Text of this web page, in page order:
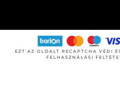
EZT AZ OLDALT RECAPTCHA VÉDI
FELHASZNÁLÁSI